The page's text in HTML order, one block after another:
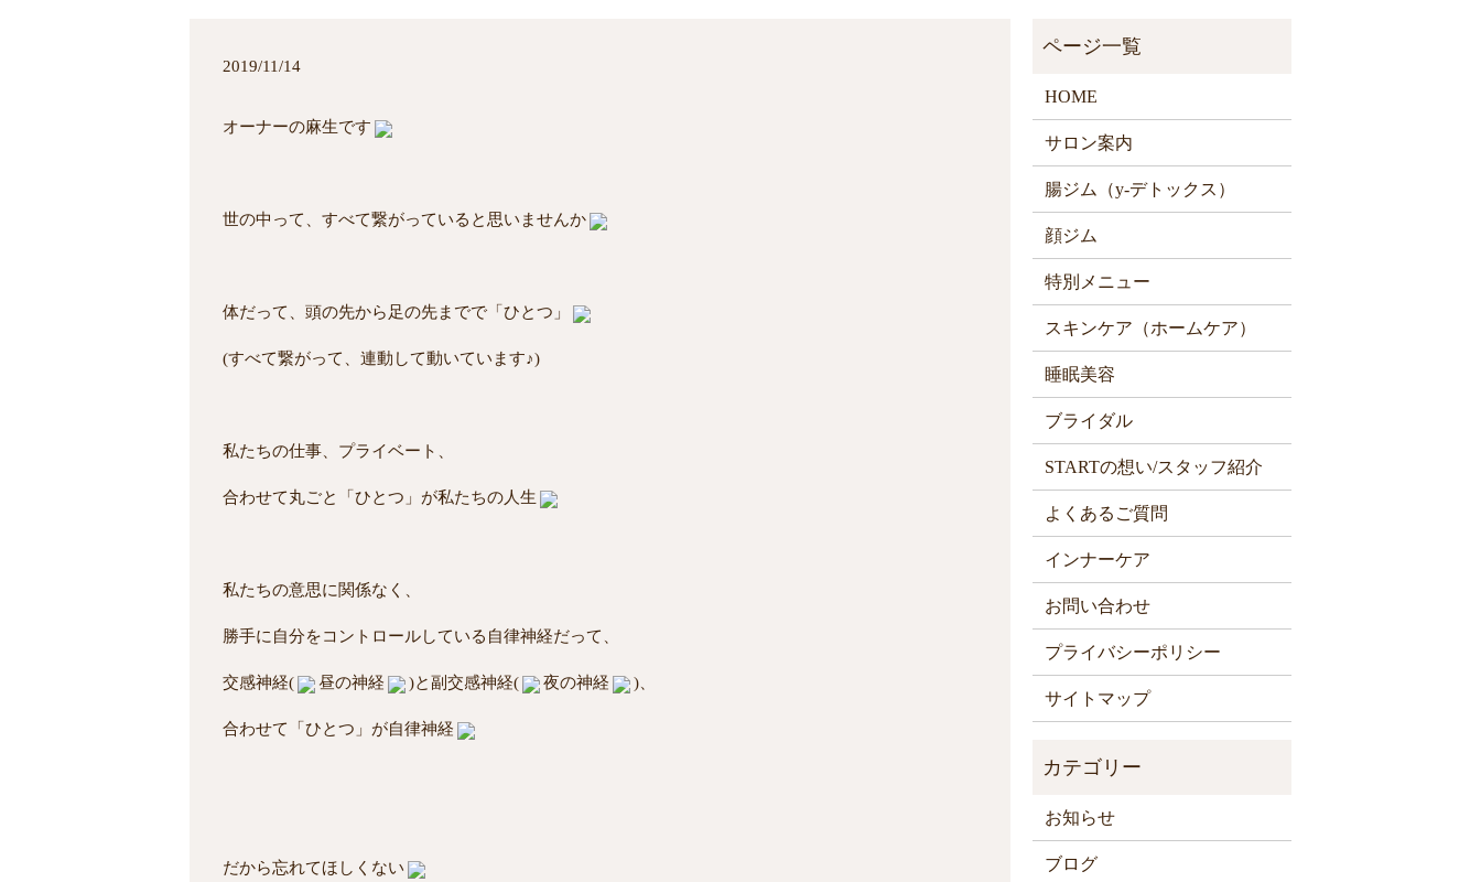
2019/11/14
オーナーの麻生です
世の中って、すべて繋がっていると思いませんか
体だって、頭の先から足の先までで「ひとつ」
(すべて繋がって、連動して動いています♪)
私たちの仕事、プライベート、
合わせて丸ごと「ひとつ」が私たちの人生
私たちの意思に関係なく、
勝手に自分をコントロールしている自律神経だって、
交感神経( 昼の神経 )と副交感神経( 夜の神経 )、
合わせて「ひとつ」が自律神経
だから忘れてほしくない
HOME
サロン案内
腸ジム（y-デトックス）
顔ジム
特別メニュー
スキンケア（ホームケア）
睡眠美容
ブライダル
STARTの想い/スタッフ紹介
よくあるご質問
インナーケア
お問い合わせ
プライバシーポリシー
サイトマップ
お知らせ
ブログ